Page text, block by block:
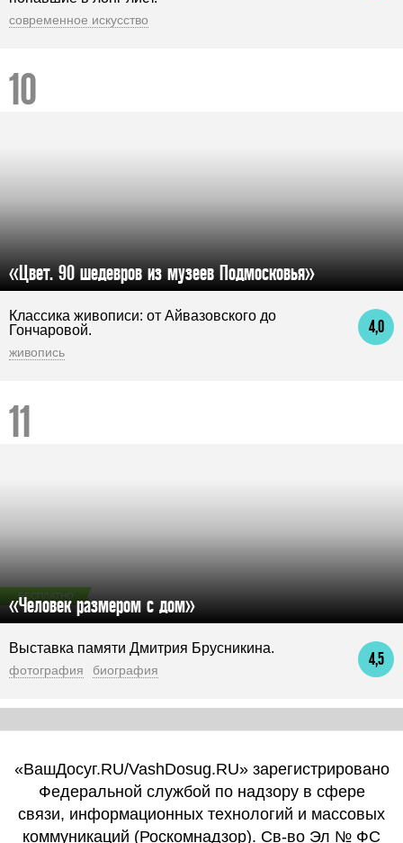
современное искусство
«Цвет. 90 шедевров из музеев Подмосковья»
4,0
Классика живописи: от Айвазовского до
Гончаровой.
живопись
БЕСПЛАТНО
«Человек размером с дом»
4,5
Выставка памяти Дмитрия Брусникина.
фотография биография
«ВашДосуг.RU/VashDosug.RU» зарегистрировано
Федеральной службой по надзору в сфере
связи, информационных технологий и массовых
коммуникаций (Роскомнадзор). Св-во Эл № ФС